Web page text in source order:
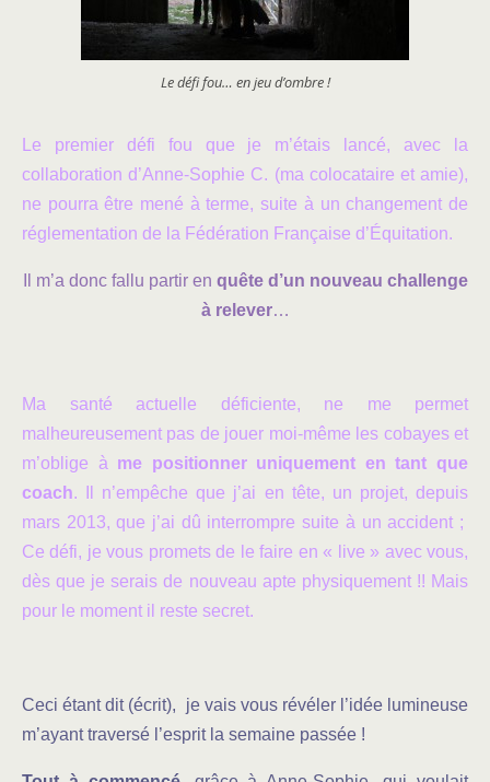
Le défi fou… en jeu d’ombre !
Le premier défi fou que je m’étais lancé, avec la
collaboration d’Anne-Sophie C. (ma colocataire et amie),
ne pourra être mené à terme, suite à un changement de
réglementation de la Fédération Française d’Équitation.
Il m’a donc fallu partir en quête d’un nouveau challenge
à relever…
Ma santé actuelle déficiente, ne me permet
malheureusement pas de jouer moi-même les cobayes et
m’oblige à me positionner uniquement en tant que
coach. Il n’empêche que j’ai en tête, un projet, depuis
mars 2013, que j’ai dû interrompre suite à un accident ;
Ce défi, je vous promets de le faire en « live » avec vous,
dès que je serais de nouveau apte physiquement !! Mais
pour le moment il reste secret.
Ceci étant dit (écrit), je vais vous révéler l’idée lumineuse
m’ayant traversé l’esprit la semaine passée !